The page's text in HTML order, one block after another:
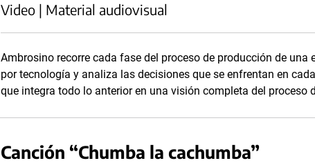
Video | Material audiovisual
Ambrosino recorre cada fase del proceso de producción de una
por tecnología y analiza las decisiones que se enfrentan en
que integra todo lo anterior en una visión completa del proceso
Canción “Chumba la cachumba”